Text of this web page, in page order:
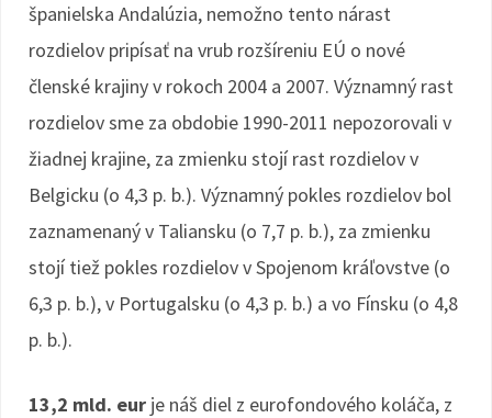
španielska Andalúzia, nemožno tento nárast
rozdielov pripísať na vrub rozšíreniu EÚ o nové
členské krajiny v rokoch 2004 a 2007. Významný rast
rozdielov sme za obdobie 1990-2011 nepozorovali v
žiadnej krajine, za zmienku stojí rast rozdielov v
Belgicku (o 4,3 p. b.). Významný pokles rozdielov bol
zaznamenaný v Taliansku (o 7,7 p. b.), za zmienku
stojí tiež pokles rozdielov v Spojenom kráľovstve (o
6,3 p. b.), v Portugalsku (o 4,3 p. b.) a vo Fínsku (o 4,8
p. b.).
13,2 mld. eur je náš diel z eurofondového koláča, z